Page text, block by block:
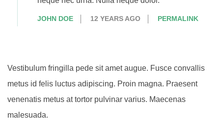
JOHN DOE 12 YEARS AGO PERMALINK
Vestibulum fringilla pede sit amet augue. Fusce convallis
metus id felis luctus adipiscing. Proin magna. Praesent
venenatis metus at tortor pulvinar varius. Maecenas
malesuada.